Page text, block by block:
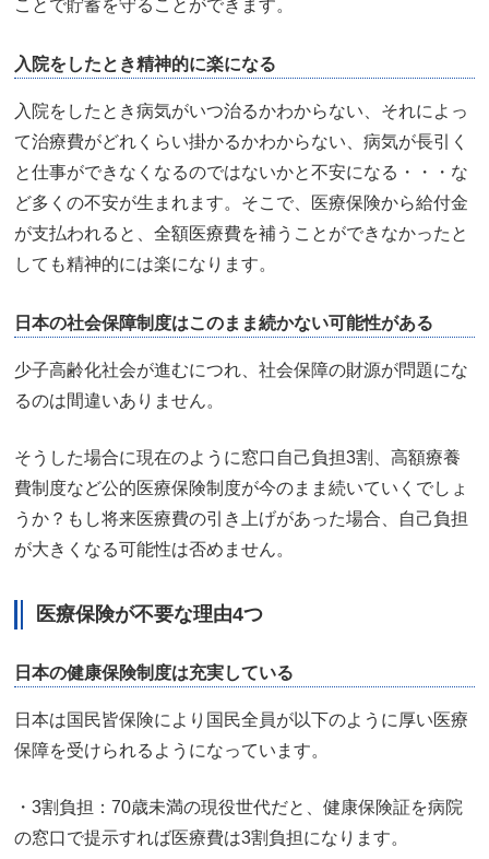
ことで貯蓄を守ることができます。
入院をしたとき精神的に楽になる
入院をしたとき病気がいつ治るかわからない、それによっ
て治療費がどれくらい掛かるかわからない、病気が長引く
と仕事ができなくなるのではないかと不安になる・・・な
ど多くの不安が生まれます。そこで、医療保険から給付金
が支払われると、全額医療費を補うことができなかったと
しても精神的には楽になります。
日本の社会保障制度はこのまま続かない可能性がある
少子高齢化社会が進むにつれ、社会保障の財源が問題にな
るのは間違いありません。
そうした場合に現在のように窓口自己負担3割、高額療養
費制度など公的医療保険制度が今のまま続いていくでしょ
うか？もし将来医療費の引き上げがあった場合、自己負担
が大きくなる可能性は否めません。
医療保険が不要な理由4つ
日本の健康保険制度は充実している
日本は国民皆保険により国民全員が以下のように厚い医療
保障を受けられるようになっています。
・3割負担：70歳未満の現役世代だと、健康保険証を病院
の窓口で提示すれば医療費は3割負担になります。